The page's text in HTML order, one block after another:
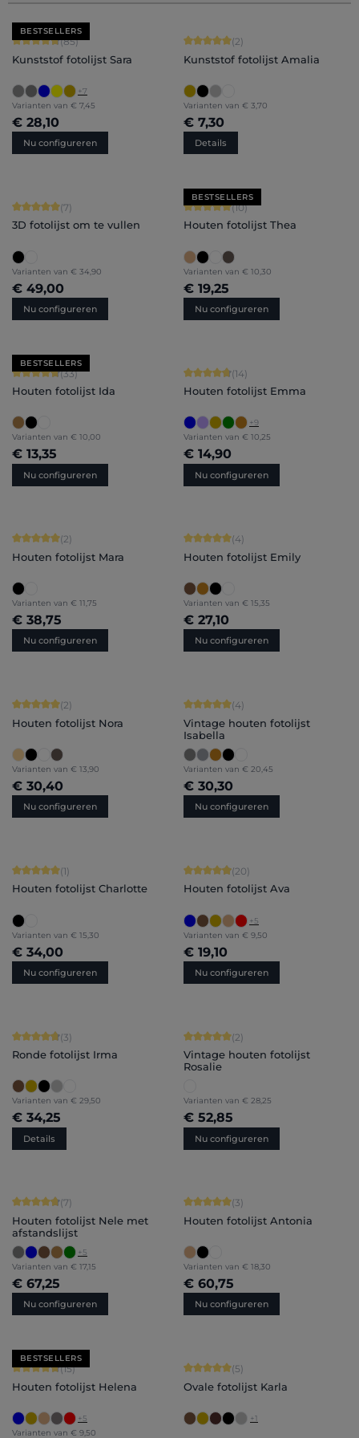
BESTSELLERS
Gemiddelde waardering van 4.71 van 5 sterren
(85)
Kunststof fotolijst Sara
+7
Varianten van € 7,45
€ 28,10
Nu configureren
Gemiddelde waardering van 5 van 5
(2)
Kunststof fotolijst Amalia
Varianten van € 3,70
€ 7,30
Details
Gemiddelde waardering van 5 van 5 sterren
(7)
3D fotolijst om te vullen
Varianten van € 34,90
€ 49,00
Nu configureren
BESTSELLERS
Gemiddelde waardering van 5 van 5
(10)
Houten fotolijst Thea
Varianten van € 10,30
€ 19,25
Nu configureren
BESTSELLERS
Gemiddelde waardering van 4.79 van 5 sterren
(33)
Houten fotolijst Ida
Varianten van € 10,00
€ 13,35
Nu configureren
Gemiddelde waardering van 4.86
(14)
Houten fotolijst Emma
+9
Varianten van € 10,25
€ 14,90
Nu configureren
Gemiddelde waardering van 5 van 5 sterren
(2)
Houten fotolijst Mara
Varianten van € 11,75
€ 38,75
Nu configureren
Gemiddelde waardering van 5 van 5
(4)
Houten fotolijst Emily
Varianten van € 15,35
€ 27,10
Nu configureren
Gemiddelde waardering van 5 van 5 sterren
(2)
Houten fotolijst Nora
Varianten van € 13,90
€ 30,40
Nu configureren
Gemiddelde waardering van 5 van 5
(4)
Vintage houten fotolijst
Isabella
Varianten van € 20,45
€ 30,30
Nu configureren
Gemiddelde waardering van 5 van 5 sterren
(1)
Houten fotolijst Charlotte
Varianten van € 15,30
€ 34,00
Nu configureren
Gemiddelde waardering van 4.9 van
(20)
Houten fotolijst Ava
+5
Varianten van € 9,50
€ 19,10
Nu configureren
Gemiddelde waardering van 4.67 van 5 sterren
(3)
Ronde fotolijst Irma
Varianten van € 29,50
€ 34,25
Details
Gemiddelde waardering van 5 van 5
(2)
Vintage houten fotolijst
Rosalie
Varianten van € 28,25
€ 52,85
Nu configureren
Gemiddelde waardering van 4.71 van 5 sterren
(7)
Houten fotolijst Nele met
afstandslijst
+5
Varianten van € 17,15
€ 67,25
Nu configureren
Gemiddelde waardering van 5 van 5
(3)
Houten fotolijst Antonia
Varianten van € 18,30
€ 60,75
Nu configureren
BESTSELLERS
Gemiddelde waardering van 4.8 van 5 sterren
(15)
Houten fotolijst Helena
+5
Varianten van € 9,50
Gemiddelde waardering van 5 van 5
(5)
Ovale fotolijst Karla
+1